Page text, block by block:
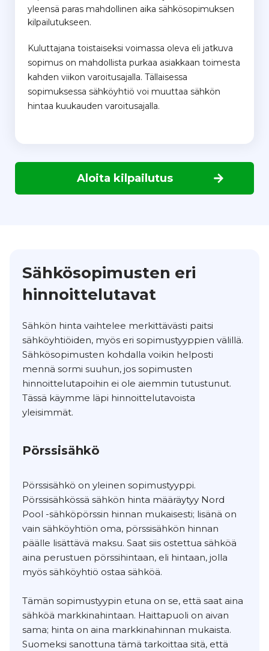
yleensä paras mahdollinen aika sähkösopimuksen
kilpailutukseen.
Kuluttajana toistaiseksi voimassa oleva eli jatkuva
sopimus on mahdollista purkaa asiakkaan toimesta
kahden viikon varoitusajalla. Tällaisessa
sopimuksessa sähköyhtiö voi muuttaa sähkön
hintaa kuukauden varoitusajalla.
Aloita kilpailutus
Sähkösopimusten eri
hinnoittelutavat
Sähkön hinta vaihtelee merkittävästi paitsi
sähköyhtiöiden, myös eri sopimustyyppien välillä.
Sähkösopimusten kohdalla voikin helposti
mennä sormi suuhun, jos sopimusten
hinnoittelutapoihin ei ole aiemmin tutustunut.
Tässä käymme läpi hinnoittelutavoista
yleisimmät.
Pörssisähkö
Pörssisähkö on yleinen sopimustyyppi.
Pörssisähkössä sähkön hinta määräytyy Nord
Pool -sähköpörssin hinnan mukaisesti; lisänä on
vain sähköyhtiön oma, pörssisähkön hinnan
päälle lisättävä maksu. Saat siis ostettua sähköä
aina perustuen pörssihintaan, eli hintaan, jolla
myös sähköyhtiö ostaa sähköä.
Tämän sopimustyypin etuna on se, että saat aina
sähköä markkinahintaan. Haittapuoli on aivan
sama; hinta on aina markkinahinnan mukaista.
Suomeksi sanottuna tämä tarkoittaa sitä, että